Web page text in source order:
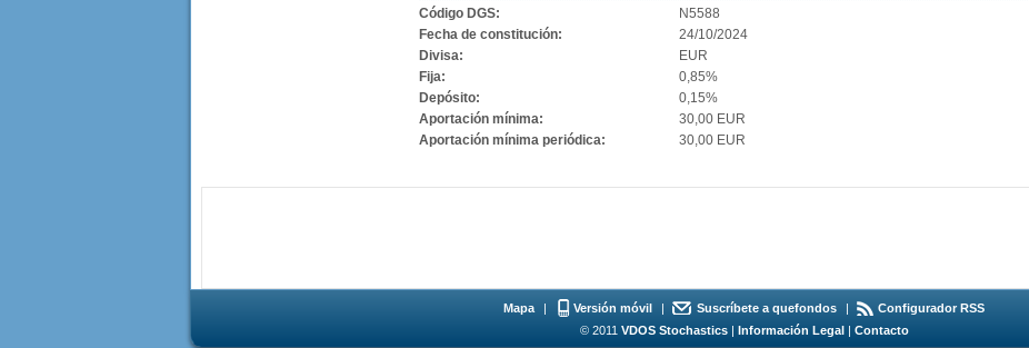
Código DGS:
N5588
Fecha de constitución:
24/10/2024
Divisa:
EUR
Fija:
0,85%
Depósito:
0,15%
Aportación mínima:
30,00 EUR
Aportación mínima periódica:
30,00 EUR
Mapa | Versión móvil | Suscríbete a quefondos |
Configurador RSS
© 2011 VDOS Stochastics | Información Legal | Contacto